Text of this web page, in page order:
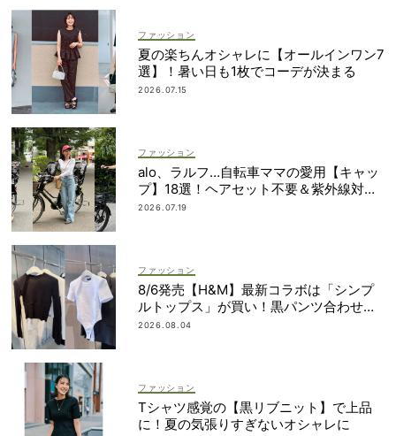
ファッション
夏の楽ちんオシャレに【オールインワン7
選】！暑い日も1枚でコーデが決まる
2026.07.15
ファッション
alo、ラルフ…自転車ママの愛用【キャッ
プ】18選！ヘアセット不要＆紫外線対策
にも
2026.07.19
ファッション
8/6発売【H&M】最新コラボは「シンプ
ルトップス」が買い！黒パンツ合わせも
即サマ見え
2026.08.04
ファッション
Tシャツ感覚の【黒リブニット】で上品
に！夏の気張りすぎないオシャレに